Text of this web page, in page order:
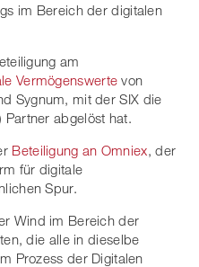
im Bereich der digitalen
am
Vermögenswerte von
Sygnum, mit der SIX die
Partner abgelöst hat.
Beteiligung an Omniex, der
für digitale
Spur.
Wind im Bereich der
die alle in dieselbe
Prozess der Digitalen